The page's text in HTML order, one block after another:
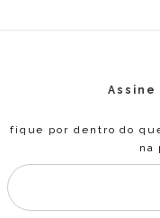
fique por dentro do
na